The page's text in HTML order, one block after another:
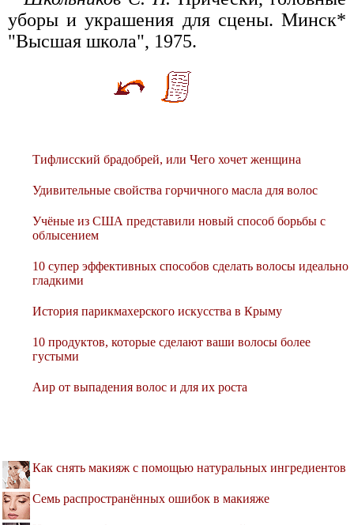
уборы и украшения для сцены. Минск*
"Высшая школа", 1975.
Тифлисский брадобрей, или Чего хочет женщина
Удивительные свойства горчичного масла для волос
Учёные из США представили новый способ борьбы с
облысением
10 супер эффективных способов сделать волосы идеально
гладкими
История парикмахерского искусства в Крыму
10 продуктов, которые сделают ваши волосы более
густыми
Аир от выпадения волос и для их роста
Как снять макияж с помощью натуральных ингредиентов
Семь распространённых ошибок в макияже